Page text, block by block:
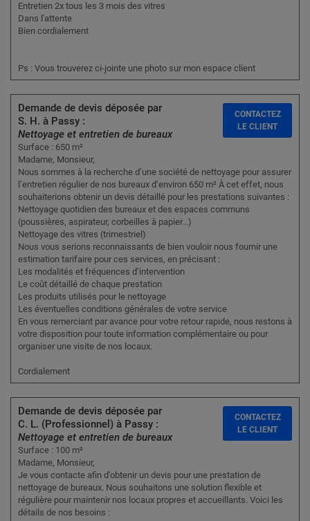
Entretien 2x tous les 3 mois des vitres
Dans l'attente
Bien cordialement
Ps : Vous trouverez ci-jointe une photo sur mon espace client
Demande de devis déposée par
S. H. à Passy :
Nettoyage et entretien de bureaux
Surface : 650 m²
Madame, Monsieur,
Nous sommes à la recherche d’une société de nettoyage pour assurer
l’entretien régulier de nos bureaux d’environ 650 m² À cet effet, nous
souhaiterions obtenir un devis détaillé pour les prestations suivantes :
Nettoyage quotidien des bureaux et des espaces communs
(poussières, aspirateur, corbeilles à papier...)
Nettoyage des vitres (trimestriel)
Nous vous serions reconnaissants de bien vouloir nous fournir une
estimation tarifaire pour ces services, en précisant :
Les modalités et fréquences d’intervention
Le coût détaillé de chaque prestation
Les produits utilisés pour le nettoyage
Les éventuelles conditions générales de votre service
En vous remerciant par avance pour votre retour rapide, nous restons à
votre disposition pour toute information complémentaire ou pour
organiser une visite de nos locaux.
Cordialement
CONTACTEZ
LE CLIENT
Demande de devis déposée par
C. L. (Professionnel) à Passy :
Nettoyage et entretien de bureaux
Surface : 100 m²
Madame, Monsieur,
Je vous contacte afin d'obtenir un devis pour une prestation de
nettoyage de bureaux. Nous souhaitons une solution flexible et
régulière pour maintenir nos locaux propres et accueillants. Voici les
détails de nos besoins :
CONTACTEZ
LE CLIENT